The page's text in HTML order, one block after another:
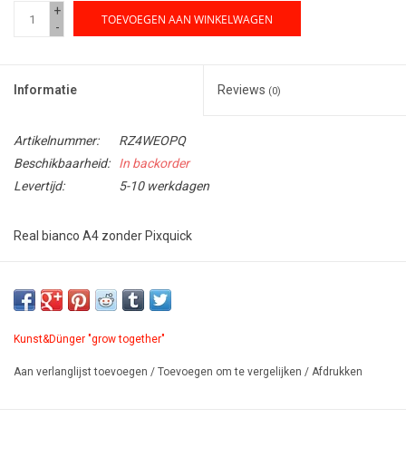
+
-
TOEVOEGEN AAN WINKELWAGEN
Informatie Reviews (0)
Artikelnummer:
RZ4WEOPQ
Beschikbaarheid:
In backorder
Levertijd:
5-10 werkdagen
Real bianco A4 zonder Pixquick
slagvast polycarbonaat, basis mat wit gelakt MDF, zijstijlen en
frontpaneel mat wit gepoedercoat metaal.
Productblad
Kunst&Dünger "grow together"
Aan verlanglijst toevoegen / Toevoegen om te vergelijken / Afdrukken